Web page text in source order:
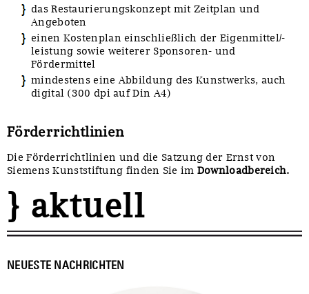
das Restaurierungskonzept mit Zeitplan und
Angeboten
einen Kostenplan einschließlich der Eigenmittel/-
leistung sowie weiterer Sponsoren- und
Fördermittel
mindestens eine Abbildung des Kunstwerks, auch
digital (300 dpi auf Din A4)
Förderrichtlinien
Die Förderrichtlinien und die Satzung der Ernst von
Siemens Kunststiftung finden Sie im Downloadbereich.
} aktuell
NEUESTE NACHRICHTEN